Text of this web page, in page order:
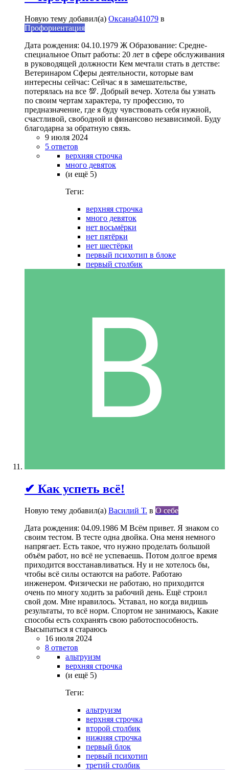
Новую тему добавил(а) Оксана041079 в
Профориентация
Дата рождения: 04.10.1979 Ж Образование: Средне-
специальное Опыт работы: 20 лет в сфере обслуживания
в руководящей должности Кем мечтали стать в детстве:
Ветеринаром Сферы деятельности, которые вам
интересны сейчас: Сейчас я в замешательстве,
потерялась на все 💯. Добрый вечер. Хотела бы узнать
по своим чертам характера, ту профессию, то
предназначение, где я буду чувствовать себя нужной,
счастливой, свободной и финансово независимой. Буду
благодарна за обратную связь.
9 июля 2024
5 ответов
верхняя строчка
много девяток
(и ещё 5)
Теги:
верхняя строчка
много девяток
нет восьмёрки
нет пятёрки
нет шестёрки
первый психотип в блоке
первый столбик
✔ Как успеть всё!
Новую тему добавил(а) Василий Т. в О себе
Дата рождения: 04.09.1986 М Всём привет. Я знаком со
своим тестом. В тесте одна двойка. Она меня немного
напрягает. Есть такое, что нужно проделать большой
объём работ, но всё не успеваешь. Потом долгое время
приходится восстанавливаться. Ну и не хотелось бы,
чтобы всё силы остаются на работе. Работаю
инженером. Физически не работаю, но приходится
очень по многу ходить за рабочий день. Ещё строил
свой дом. Мне нравилось. Уставал, но когда видишь
результаты, то всё норм. Спортом не занимаюсь, Какие
способы есть сохранять свою работоспособность.
Высыпаться я стараюсь
16 июля 2024
8 ответов
альтруизм
верхняя строчка
(и ещё 5)
Теги:
альтруизм
верхняя строчка
второй столбик
нижняя строчка
первый блок
первый психотип
третий столбик